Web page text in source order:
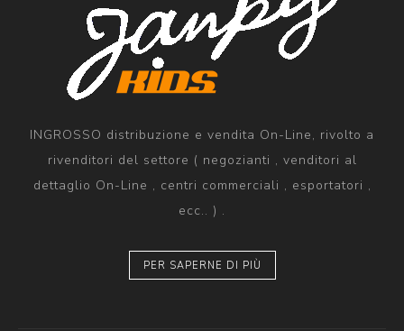
INGROSSO distribuzione e vendita On-Line, rivolto a
rivenditori del settore ( negozianti , venditori al
dettaglio On-Line , centri commerciali , esportatori ,
ecc.. ) .
PER SAPERNE DI PIÙ